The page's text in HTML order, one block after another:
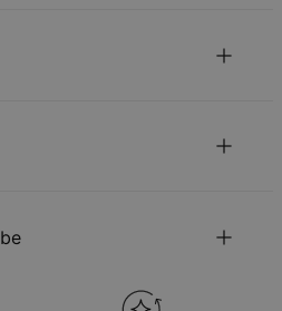
Sie über die positiven
35 cm / 40 cm / 45 cm